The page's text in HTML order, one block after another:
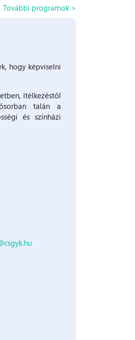
További programok >
hogy képviselni
ítélkezéstől
talán a
és színházi